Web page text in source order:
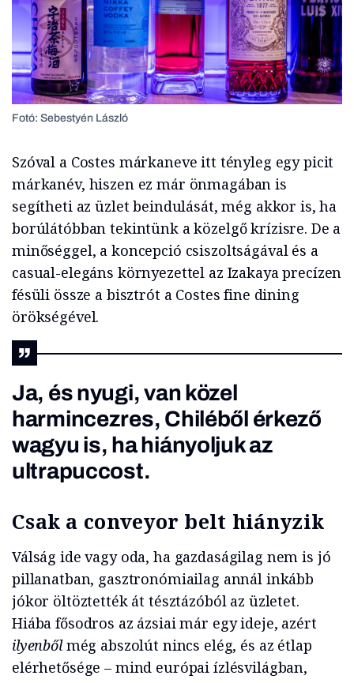
Fotó: Sebestyén László
Szóval a Costes márkaneve itt tényleg egy picit
márkanév, hiszen ez már önmagában is
segítheti az üzlet beindulását, még akkor is, ha
borúlátóbban tekintünk a közelgő krízisre. De a
minőséggel, a koncepció csiszoltságával és a
casual-elegáns környezettel az Izakaya precízen
fésüli össze a bisztrót a Costes fine dining
örökségével.
Ja, és nyugi, van közel
harmincezres, Chiléből érkező
wagyu is, ha hiányoljuk az
ultrapuccost.
Csak a conveyor belt hiányzik
Válság ide vagy oda, ha gazdaságilag nem is jó
pillanatban, gasztronómiailag annál inkább
jókor öltöztették át tésztázóból az üzletet.
Hiába fősodros az ázsiai már egy ideje, azért
ilyenbőlmég abszolút nincs elég, és az étlap
elérhetősége – mind európai ízlésvilágban,